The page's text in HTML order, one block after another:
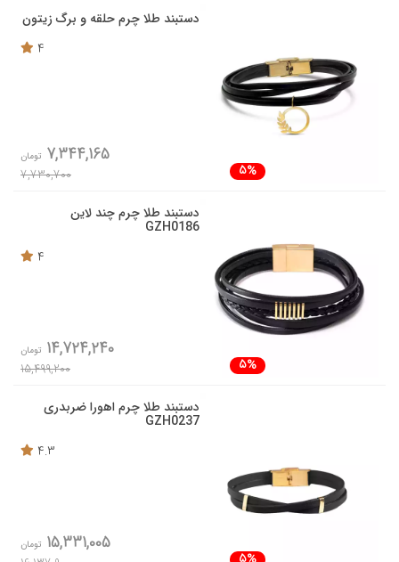
دستبند طلا چرم حلقه و برگ زیتون
4
5%
7,344,165 تومان
7,730,700
دستبند طلا چرم چند لاین
GZH0186
4
5%
14,724,240 تومان
15,499,200
دستبند طلا چرم اهورا ضربدری
GZH0237
4.3
15,331,005 تومان